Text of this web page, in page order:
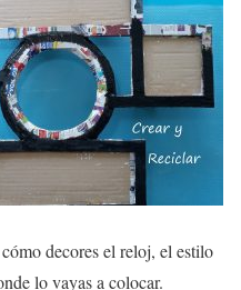
decores el reloj, el estilo
lo vayas a colocar.